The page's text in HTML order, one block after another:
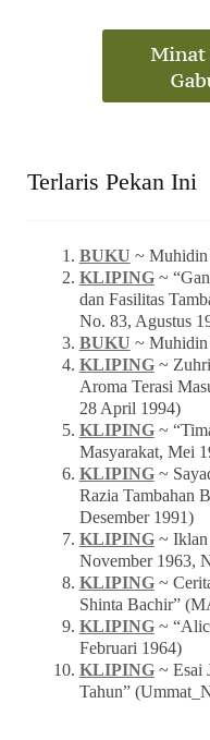
Terlaris Pekan Ini
BUKU ~
KLIPING~
dan Fasilitas
No. 83, Agustus
BUKU ~
KLIPING~ Zuhri
Aroma Terasi
28 April 1994)
KLIPING~
Masyarakat, Mei
KLIPING~
Razia Tambahan
Desember 1991)
KLIPING~ Iklan
November 1963,
KLIPING~
Shinta Bachir”
KLIPING~
Februari 1964)
KLIPING~ Esai
Tahun”